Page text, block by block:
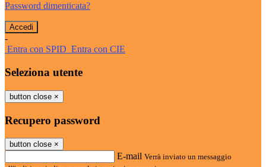
Password dimenticata?
-
Entra con SPID Entra con CIE
Seleziona utente
button close ×
Recupero password
button close ×
E-mail Verrà inviato un messaggio